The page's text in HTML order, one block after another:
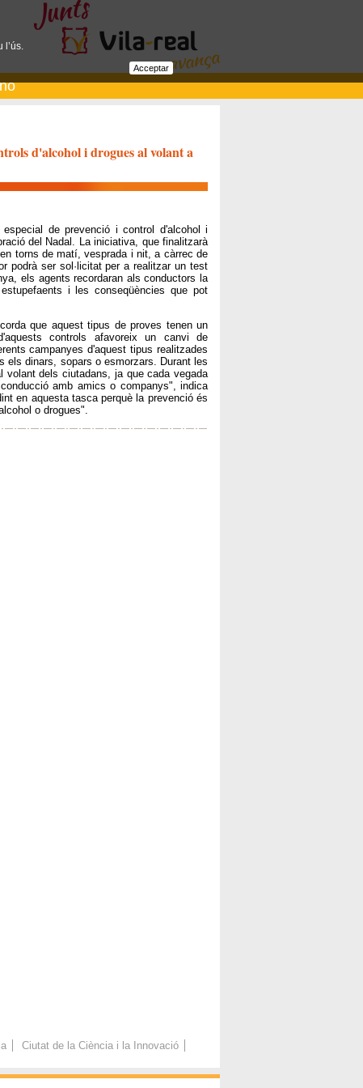
d'alcohol i drogues al volant a
de prevenció i control d'alcohol i
del Nadal. La iniciativa, que finalitzarà
torns de matí, vesprada i nit, a càrrec de
podrà ser sol·licitat per a realitzar un test
els agents recordaran als conductors la
i les conseqüències que pot
que aquest tipus de proves tenen un
controls afavoreix un canvi de
campanyes d'aquest tipus realitzades
els dinars, sopars o esmorzars. Durant les
dels ciutadans, ja que cada vegada
amb amics o companys", indica
en aquesta tasca perquè la prevenció és
o drogues".
Ciutat de la Ciència i la Innovació
Acceptar